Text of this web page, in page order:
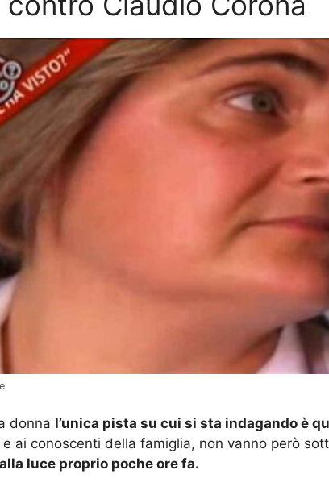
donna l’unica pista su cui si sta indagando è
ai conoscenti della famiglia, non vanno però
luce proprio poche ore fa.